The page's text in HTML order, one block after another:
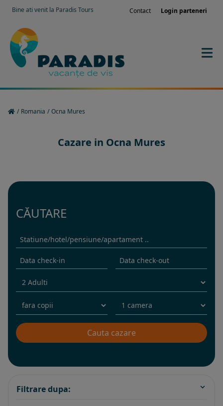
Bine ati venit la Paradis Tours Contact Login parteneri
/ Romania / Ocna Mures
Cazare in Ocna Mures
CĂUTARE
Filtrare dupa: